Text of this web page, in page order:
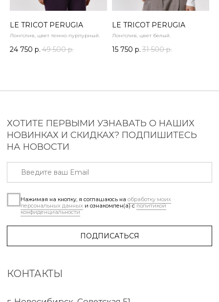
LE TRICOT PERUGIA
Лонгслив, цвет темно-пурпурный.
24 750 р. 49 500 р.
LE TRICOT PERUGIA
Лонгслив, цвет белый.
15 750 р. 31 500 р.
Конфиденциальность
Разработка сайта – Anna-site.ru